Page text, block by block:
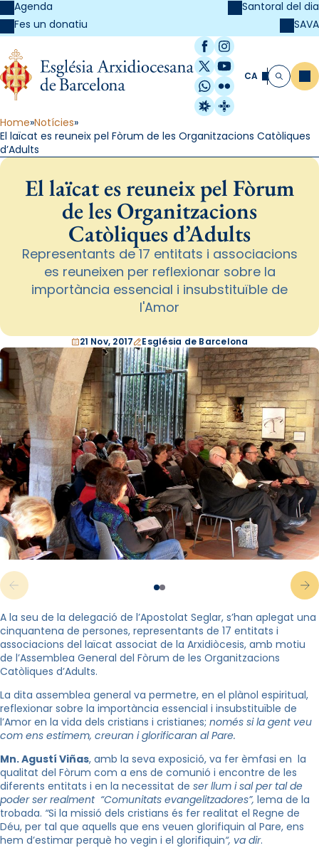
Agenda
Fes un donatiu
Santoral del dia
SAVA
Facebook
Instagram
X / Twitter
YouTube
WhatsApp
Flickr
Radio Estel
Catalunya
CA Cerca
Home Notícies
El laïcat es reuneix pel Fòrum de les Organitzacions Catòliques
d’Adults
El laïcat es reuneix pel Fòrum
de les Organitzacions
Catòliques d’Adults
Representants de 17 entitats i associacions
es reuneixen per reflexionar sobre la
importància essencial i insubstituïble de
l'Amor
21 Nov, 2017 Església de Barcelona
A la seu de la delegació de l’Apostolat Seglar, s’han aplegat una
cinquantena de persones, representants de 17 entitats i
associacions del laïcat associat de la Arxidiòcesis, amb motiu
de l’Assemblea General del Fòrum de les Organitzacions
Catòliques d’Adults.
La dita assemblea general va permetre, en el plànol espiritual,
reflexionar sobre la importància essencial i insubstituïble de
l’Amor en la vida dels cristians i cristianes; només si la gent veu
com ens estimem, creuran i glorificaran al Pare.
Mn. Agustí Viñas, amb la seva exposició, va fer èmfasi en la
qualitat del Fòrum com a ens de comunió i encontre de les
diferents entitats i en la necessitat de ser llum i sal per tal de
poder ser realment “Comunitats evangelitzadores”, lema de la
trobada. “Si la missió dels cristians és fer realitat el Regne de
Déu, per tal que aquells que ens veuen glorifiquin al Pare, ens
hem d’estimar perquè ho vegin i el glorifiquin“, va dir.